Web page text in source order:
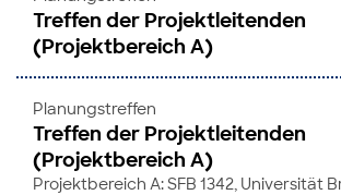
Treffen der Projektleitenden
(Projektbereich A)
Planungstreffen
Treffen der Projektleitenden
(Projektbereich A)
Projektbereich A: SFB 1342, Universität